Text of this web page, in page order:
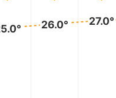
26.0° 27.0°